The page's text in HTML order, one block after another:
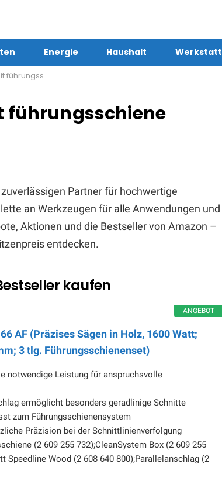
Energie Haushalt Werkstatt
kaufen
führungsschiene
Partner für hochwertige
an Werkzeugen für alle Anwendungen und
Aktionen und die Bestseller von Amazon –
entdecken.
kaufen
ANGEBOT
AF (Präzises Sägen in Holz, 1600 Watt;
3 tlg. Führungsschienenset)
notwendige Leistung für anspruchsvolle
ermöglicht besonders geradlinige Schnitte
zum Führungsschienensystem
Präzision bei der Schnittlinienverfolgung
(2 609 255 732);CleanSystem Box (2 609 255
Speedline Wood (2 608 640 800);Parallelanschlag (2